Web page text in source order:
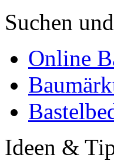
Suchen
Online
Ideen &